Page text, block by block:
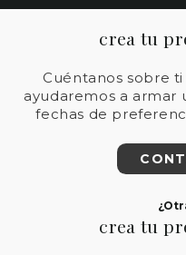
crea tu
Cuéntanos sobre ti
ayudaremos a armar
fechas de
crea tu